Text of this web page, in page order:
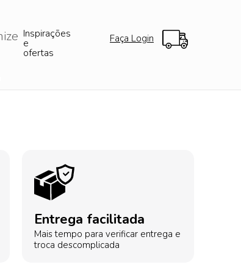
Inspirações
e
ofertas
Faça Login
Entrega facilitada
Mais tempo para verificar entrega e
troca descomplicada